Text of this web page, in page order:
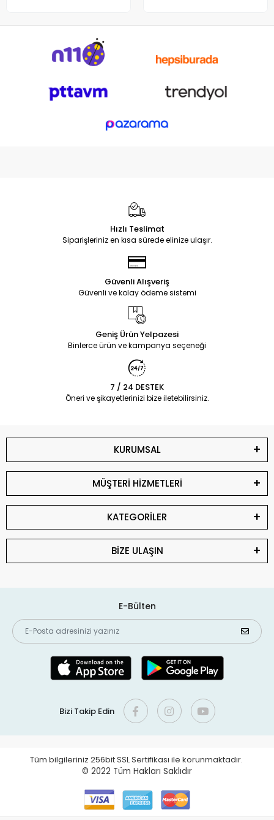
Hızlı Teslimat
Siparişleriniz en kısa sürede elinize ulaşır.
Güvenli Alışveriş
Güvenli ve kolay ödeme sistemi
Geniş Ürün Yelpazesi
Binlerce ürün ve kampanya seçeneği
7 / 24 DESTEK
Öneri ve şikayetlerinizi bize iletebilirsiniz.
KURUMSAL
MÜŞTERİ HİZMETLERİ
KATEGORİLER
BİZE ULAŞIN
E-Bülten
Bizi Takip Edin
Tüm bilgileriniz 256bit SSL Sertifikası ile korunmaktadır.
© 2022 Tüm Hakları Saklıdır